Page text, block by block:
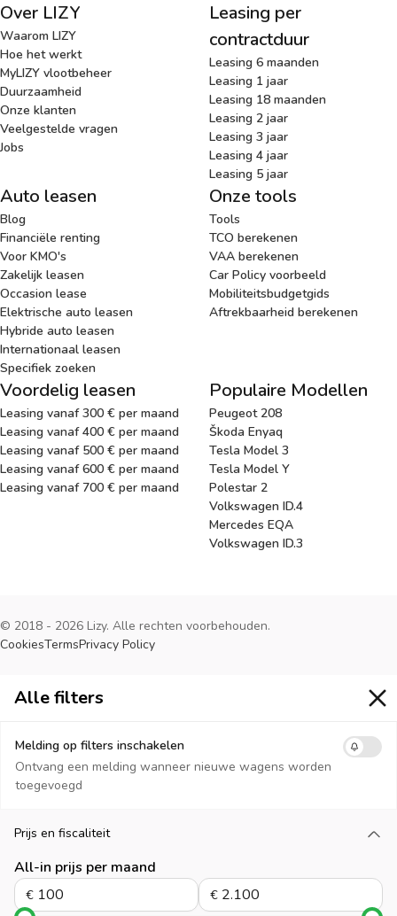
Over LIZY
Waarom LIZY
Hoe het werkt
MyLIZY vlootbeheer
Duurzaamheid
Onze klanten
Veelgestelde vragen
Jobs
Leasing per
contractduur
Leasing 6 maanden
Leasing 1 jaar
Leasing 18 maanden
Leasing 2 jaar
Leasing 3 jaar
Leasing 4 jaar
Leasing 5 jaar
Auto leasen
Blog
Financiële renting
Voor KMO's
Zakelijk leasen
Occasion lease
Elektrische auto leasen
Hybride auto leasen
Internationaal leasen
Specifiek zoeken
Onze tools
Tools
TCO berekenen
VAA berekenen
Car Policy voorbeeld
Mobiliteitsbudgetgids
Aftrekbaarheid berekenen
Voordelig leasen
Leasing vanaf 300 € per maand
Leasing vanaf 400 € per maand
Leasing vanaf 500 € per maand
Leasing vanaf 600 € per maand
Leasing vanaf 700 € per maand
Populaire Modellen
Peugeot 208
Škoda Enyaq
Tesla Model 3
Tesla Model Y
Polestar 2
Volkswagen ID.4
Mercedes EQA
Volkswagen ID.3
© 2018 - 2026 Lizy. Alle rechten voorbehouden.
CookiesTermsPrivacy Policy
Alle filters
Alle filters
Melding op filters inschakelen
Ontvang een melding wanneer nieuwe wagens worden
toegevoegd
Prijs en fiscaliteit
All-in prijs per maand
€ €